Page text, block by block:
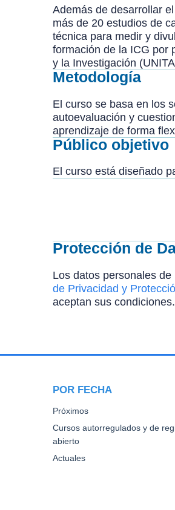
Además de desarrollar
más de 20 estudios de
técnica para medir y
formación de la ICG por
y la Investigación
Metodología
El curso se basa en los
autoevaluación y
aprendizaje de forma
Público objetivo
El curso está diseñado
Protección de
Los datos personales
de Privacidad y
aceptan sus condiciones.
POR FECHA
Próximos
Cursos autorregulados y de
abierto
Actuales